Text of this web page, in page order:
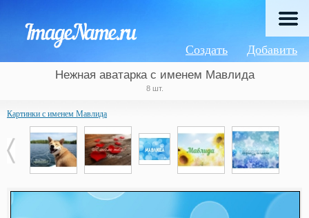
Добавить
Создать
Нежная аватарка с именем Мавлида
8 шт.
Картинки с именем Мавлида